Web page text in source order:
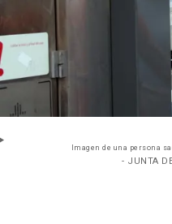
Imagen de una persona
- JUNTA